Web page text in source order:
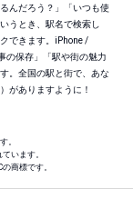
んだろう？」「いつも使
うとき、駅名で検索し
できます。iPhone /
の保存」「駅や街の魅力
。全国の駅と街で、あな
がありますように！
。
います。
商標です。